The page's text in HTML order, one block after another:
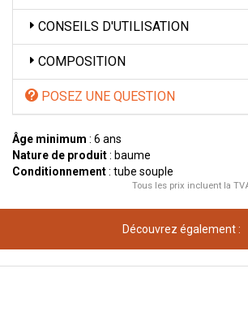
CONSEILS D'UTILISATION
COMPOSITION
POSEZ UNE QUESTION
Âge minimum : 6 ans
Nature de produit: baume
Conditionnement: tube souple
Tous les prix incluent la
Découvrez également :